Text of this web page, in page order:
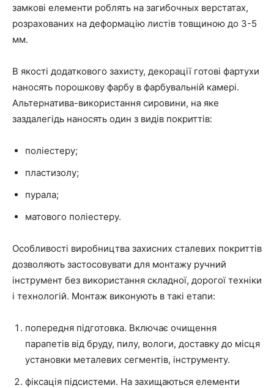
замкові елементи роблять на загибочных верстатах,
розрахованих на деформацію листів товщиною до 3-5
мм.
В якості додаткового захисту, декорації готові фартухи
наносять порошкову фарбу в фарбувальній камері.
Альтернатива-використання сировини, на яке
заздалегідь наносять один з видів покриттів:
поліестеру;
пластизолу;
пурала;
матового поліестеру.
Особливості виробництва захисних сталевих покриттів
дозволяють застосовувати для монтажу ручний
інструмент без використання складної, дорогої техніки
і технологій. Монтаж виконують в такі етапи:
попередня підготовка. Включає очищення
парапетів від бруду, пилу, вологи, доставку до місця
установки металевих сегментів, інструменту.
фіксація підсистеми. На захищаються елементи